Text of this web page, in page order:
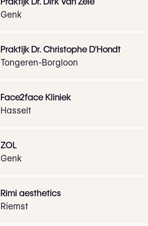
Genk
Praktijk Dr. Christophe D'Hondt
Tongeren-Borgloon
Face2face Kliniek
Hasselt
ZOL
Genk
Rimi aesthetics
Riemst